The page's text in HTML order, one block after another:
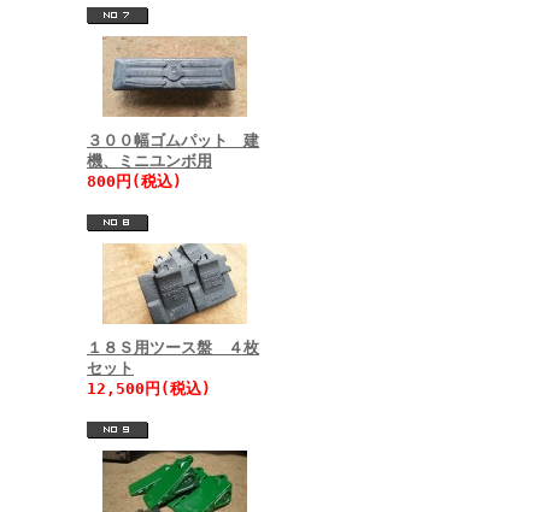
３００幅ゴムパット 建
機、ミニユンボ用
800円(税込)
１８Ｓ用ツース盤 ４枚
セット
12,500円(税込)